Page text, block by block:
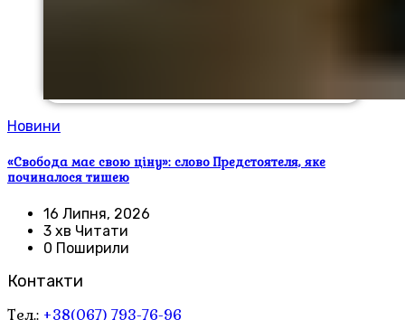
Новини
«Свобода має свою ціну»: слово Предстоятеля, яке
починалося тишею
16 Липня, 2026
3 хв Читати
0 Поширили
Контакти
Тел.: +38(067) 793-76-96